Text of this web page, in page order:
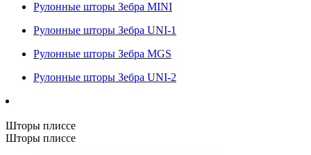
Рулонные шторы Зебра MINI
Рулонные шторы Зебра UNI-1
Рулонные шторы Зебра MGS
Рулонные шторы Зебра UNI-2
Шторы плиссе
Шторы плиссе